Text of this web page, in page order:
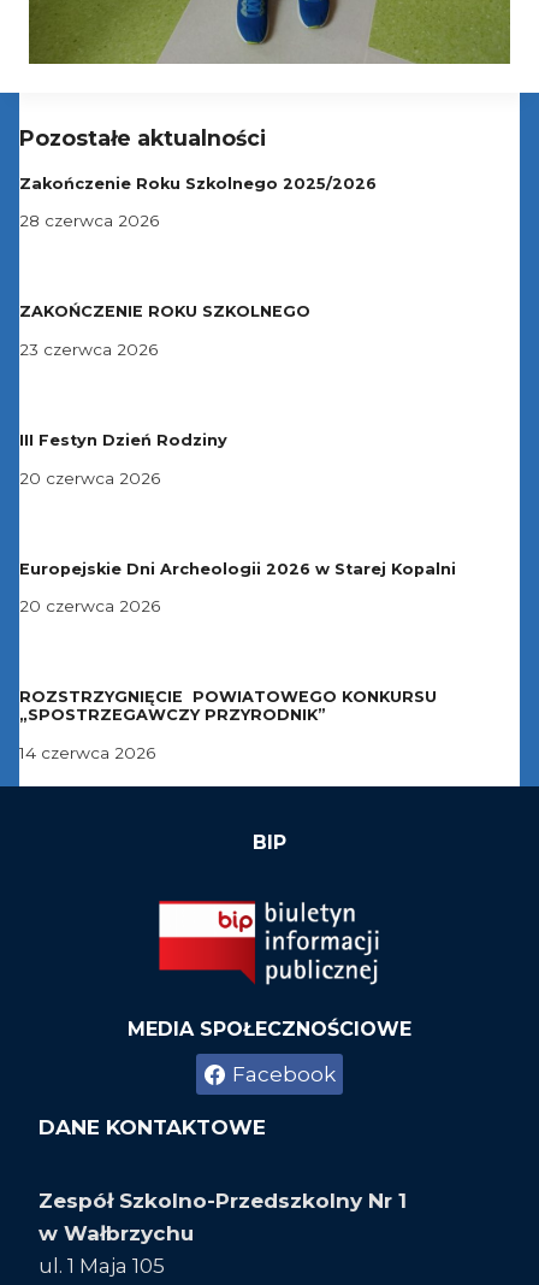
Pozostałe aktualności
Zakończenie Roku Szkolnego 2025/2026
28 czerwca 2026
ZAKOŃCZENIE ROKU SZKOLNEGO
23 czerwca 2026
III Festyn Dzień Rodziny
20 czerwca 2026
Europejskie Dni Archeologii 2026 w Starej Kopalni
20 czerwca 2026
ROZSTRZYGNIĘCIE POWIATOWEGO KONKURSU
„SPOSTRZEGAWCZY PRZYRODNIK”
14 czerwca 2026
BIP
MEDIA SPOŁECZNOŚCIOWE
Facebook
DANE KONTAKTOWE
Zespół Szkolno-Przedszkolny Nr 1
w Wałbrzychu
ul. 1 Maja 105